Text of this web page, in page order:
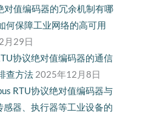
对值编码器的冗余机制有哪
何保障工业网络的高可用
月29日
协议绝对值编码器的通信
查方法 2025年12月8日
RTU协议绝对值编码器与
感器、执行器等工业设备的